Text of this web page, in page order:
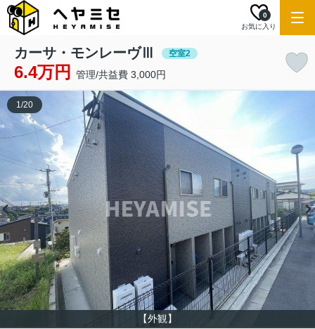
お気に入り
0
カーサ・モンレーヴⅢ 空室2
6.4万円 管理/共益費 3,000円
【外観】
1/20